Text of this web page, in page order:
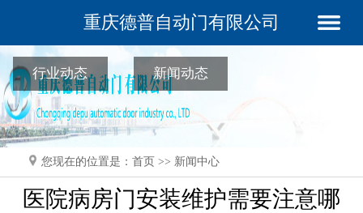
重庆德普自动门有限公司
行业动态 新闻动态
您现在的位置是： 首页 >> 新闻中心
医院病房门安装维护需要注意哪